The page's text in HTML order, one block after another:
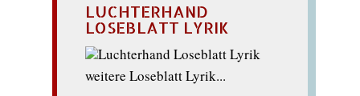
LUCHTERHAND
LOSEBLATT LYRIK
weitere Loseblatt Lyrik...